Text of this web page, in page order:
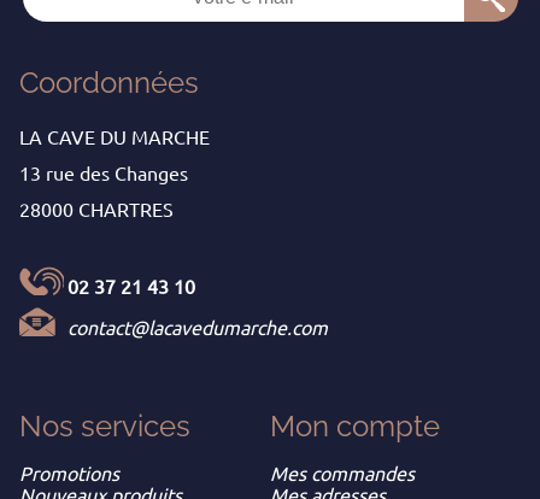
Coordonnées
LA CAVE DU MARCHE
13 rue des Changes
28000 CHARTRES
02 37 21 43 10
contact@lacavedumarche.com
Nos services
Promotions
Mon compte
Mes commandes